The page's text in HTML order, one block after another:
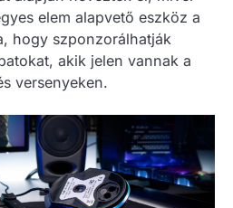
elem alapvető eszköz a
hogy szponzorálhatják
akik jelen vannak a
versenyeken.